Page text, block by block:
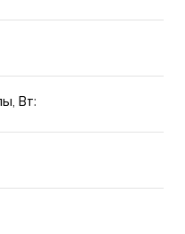
Вт: